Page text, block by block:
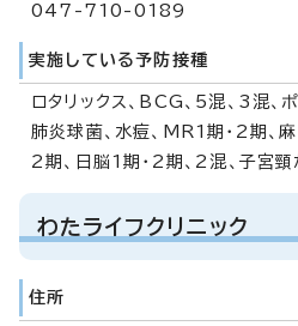
047-710-0189
実施している予防接種
ロタリックス、BCG、5混、3混、
肺炎球菌、水痘、MR1期・2期、
2期、日脳1期・2期、2混、子宮頸
わたライフクリニック
住所